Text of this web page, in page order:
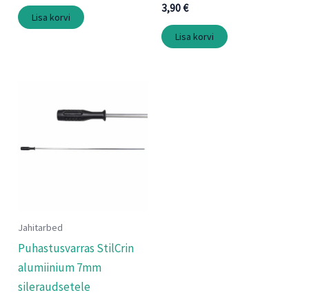
Lisa korvi
3,90€
Lisa korvi
Jahitarbed
Puhastusvarras StilCrin
alumiinium 7mm
sileraudsetele